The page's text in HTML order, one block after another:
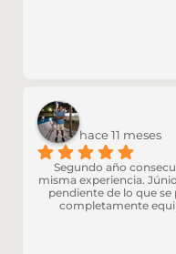
hace 11 meses
Segundo año
misma experiencia.
pendiente de lo que
completamente